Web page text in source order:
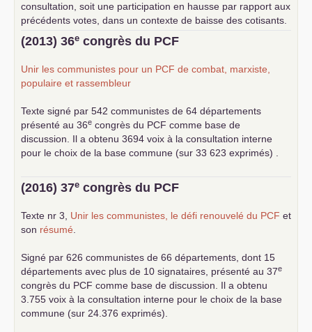
consultation, soit une participation en hausse par rapport aux
précédents votes, dans un contexte de baisse des cotisants.
... lire la suite
(2013) 36e congrès du PCF
Unir les communistes pour un PCF de combat, marxiste,
populaire et rassembleur
Texte signé par 542 communistes de 64 départements
présenté au 36e congrès du PCF comme base de
discussion. Il a obtenu 3694 voix à la consultation interne
pour le choix de la base commune (sur 33 623 exprimés) .
(2016) 37e congrès du PCF
Texte nr 3, Unir les communistes, le défi renouvelé du PCF et
son résumé.
Signé par 626 communistes de 66 départements, dont 15
départements avec plus de 10 signataires, présenté au 37e
congrès du PCF comme base de discussion. Il a obtenu
3.755 voix à la consultation interne pour le choix de la base
commune (sur 24.376 exprimés).